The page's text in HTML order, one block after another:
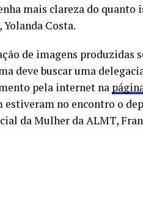
mais clareza do quanto
Costa.
de imagens produzidas
deve buscar uma
pela internet na
no encontro o
da Mulher da ALMT,